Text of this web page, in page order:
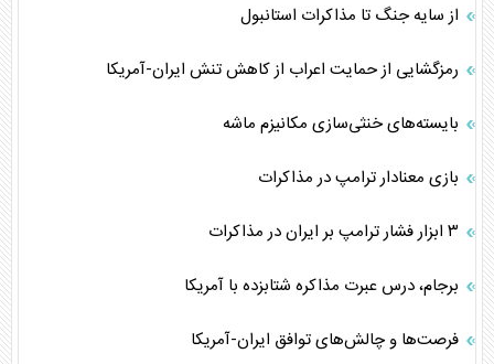
از سایه جنگ تا مذاکرات استانبول
رمزگشایی از حمایت اعراب از کاهش تنش ایران-آمریکا
بایسته‌های خنثی‌سازی مکانیزم ماشه
بازی معنادار ترامپ در مذاکرات
برجام، درس عبرت مذاکره شتابزده با آمریکا
فرصت‌ها و چالش‌های توافق ایران-آمریکا